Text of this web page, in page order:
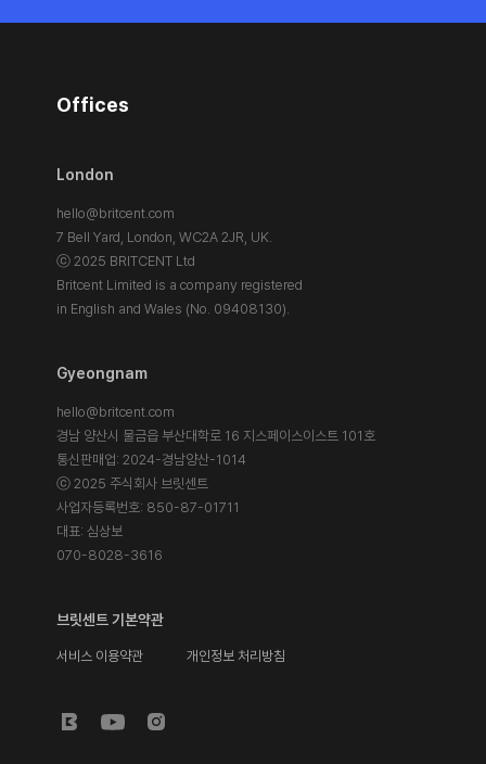
Offices
London
hello@britcent.com
7 Bell Yard, London, WC2A 2JR, UK.
ⓒ 2025 BRITCENT Ltd
Britcent Limited is a company registered
in English and Wales (No. 09408130).
Gyeongnam
hello@britcent.com
경남 양산시 물금읍 부산대학로 16 지스페이스이스트 101호
통신판매업: 2024-경남양산-1014
ⓒ 2025 주식회사 브릿센트
사업자등록번호: 850-87-01711
대표: 심상보
070-8028-3616
브릿센트 기본약관
서비스 이용약관 개인정보 처리방침